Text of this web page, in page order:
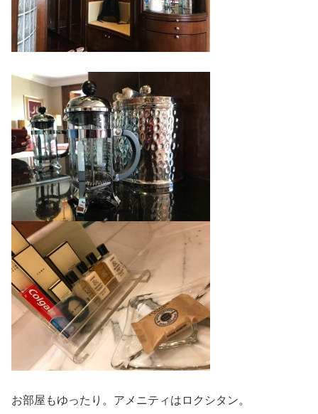
お部屋もゆったり。アメニティはロクシタン。